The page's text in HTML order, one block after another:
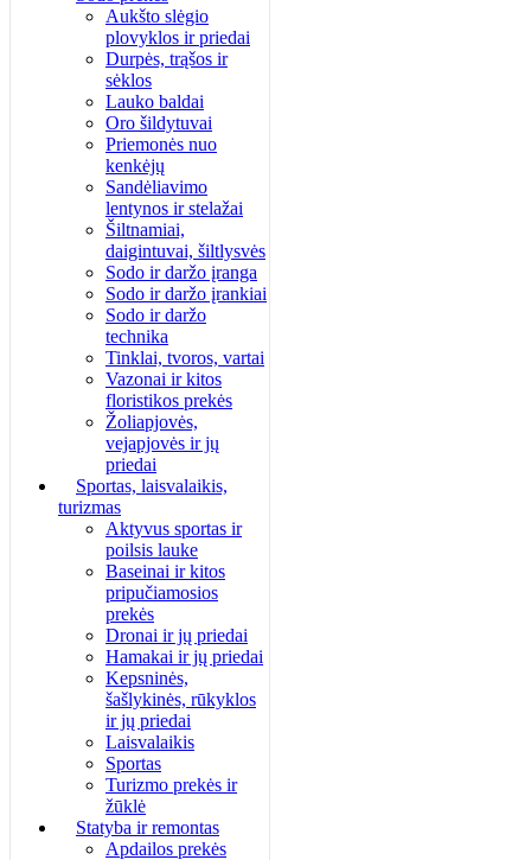
Aukšto slėgio
plovyklos ir priedai
Durpės, trąšos ir
sėklos
Lauko baldai
Oro šildytuvai
Priemonės nuo
kenkėjų
Sandėliavimo
lentynos ir stelažai
Šiltnamiai,
daigintuvai, šiltlysvės
Sodo ir daržo įranga
Sodo ir daržo įrankiai
Sodo ir daržo
technika
Tinklai, tvoros, vartai
Vazonai ir kitos
floristikos prekės
Žoliapjovės,
vejapjovės ir jų
priedai
Sportas, laisvalaikis,
turizmas
Aktyvus sportas ir
poilsis lauke
Baseinai ir kitos
pripučiamosios
prekės
Dronai ir jų priedai
Hamakai ir jų priedai
Kepsninės,
šašlykinės, rūkyklos
ir jų priedai
Laisvalaikis
Sportas
Turizmo prekės ir
žūklė
Statyba ir remontas
Apdailos prekės